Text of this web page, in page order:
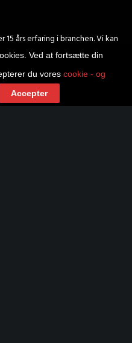
års erfaring i branchen. Vi kan
og metaller – alt sammen
Ved at fortsætte din
du vores cookie - og
Accepter